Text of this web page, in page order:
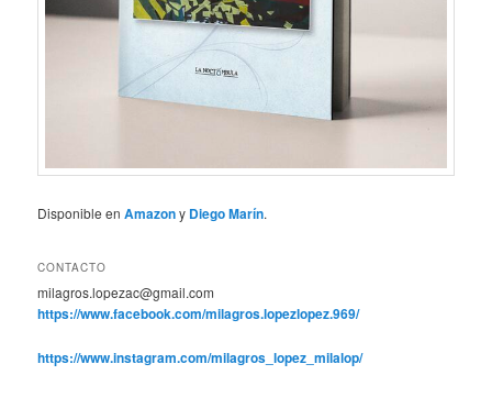
Disponible en Amazony Diego Marín.
CONTACTO
milagros.lopezac@gmail.com
https://www.facebook.com/milagros.lopezlopez.969/
https://www.instagram.com/milagros_lopez_milalop/